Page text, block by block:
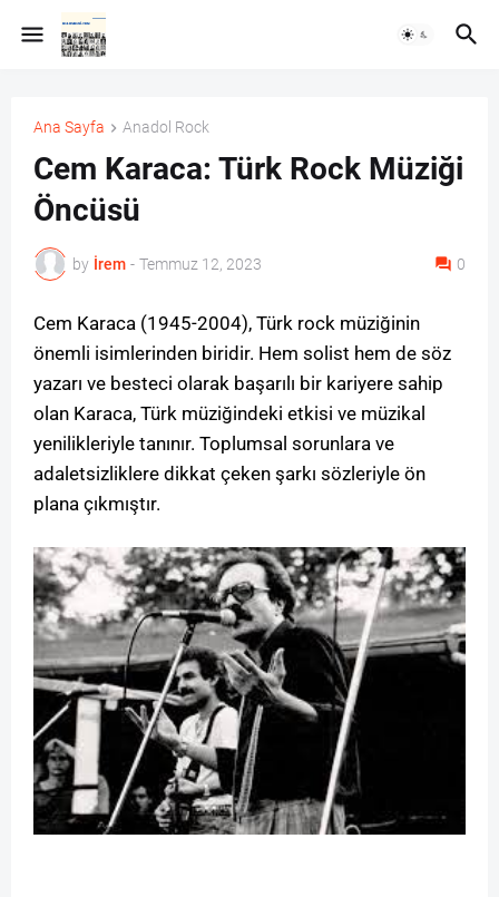
Ana Sayfa Anadol Rock
Cem Karaca: Türk Rock Müziği
Öncüsü
by İrem - Temmuz 12, 2023 0
Cem Karaca (1945-2004), Türk rock müziğinin
önemli isimlerinden biridir. Hem solist hem de söz
yazarı ve besteci olarak başarılı bir kariyere sahip
olan Karaca, Türk müziğindeki etkisi ve müzikal
yenilikleriyle tanınır. Toplumsal sorunlara ve
adaletsizliklere dikkat çeken şarkı sözleriyle ön
plana çıkmıştır.